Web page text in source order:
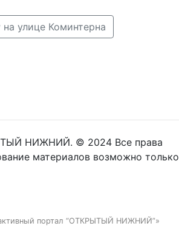
улице Коминтерна
НИЖНИЙ. © 2024 Все права
материалов возможно только
портал “ОТКРЫТЫЙ НИЖНИЙ”»